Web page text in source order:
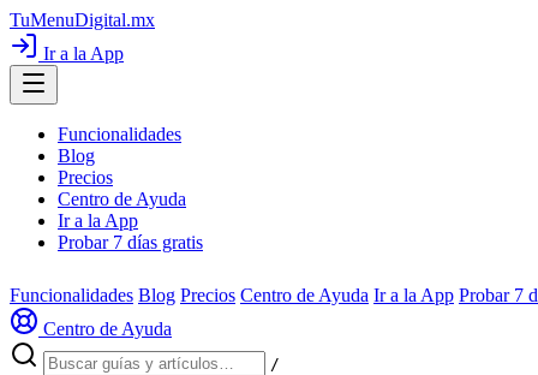
TuMenuDigital.mx
Ir a la App
Funcionalidades
Blog
Precios
Centro de Ayuda
Ir a la App
Probar 7 días gratis
Funcionalidades Blog Precios Centro de Ayuda Ir a la App Probar 7
Centro de Ayuda
/